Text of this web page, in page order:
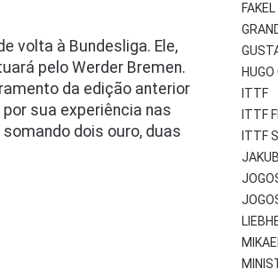
volta à Bundesliga. Ele,
pelo Werder Bremen.
da edição anterior
sua experiência nas
dois ouro, duas
ITTF
ITTF
ITTF